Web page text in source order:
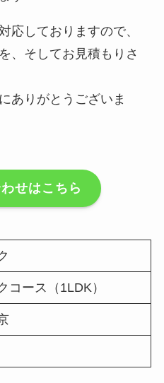
応しておりますので、
、そしてお見積もりさ
ありがとうございま
せはこちら
コース（1LDK）